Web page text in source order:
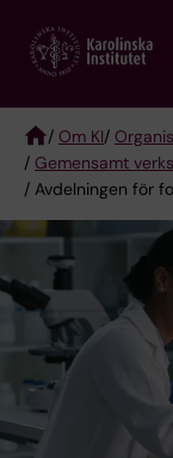
main
/ Om KI/
/ Gemensamt
/ Avdelningen för